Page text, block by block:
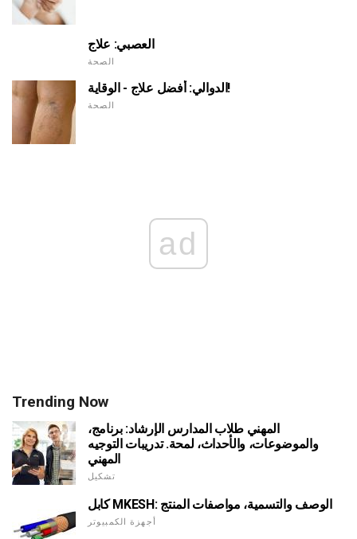
العصبي: علاج
الصحة
الدوالي: أفضل علاج - الوقاية!
الصحة
ad
Trending Now
المهني طلاب المدارس الإرشاد: برنامج،
والموضوعات، والأحداث، لمحة. تدريبات التوجيه
المهني
تشكيل
كابل MKESH: الوصف والتسمية، مواصفات المنتج
أجهزة الكمبيوتر